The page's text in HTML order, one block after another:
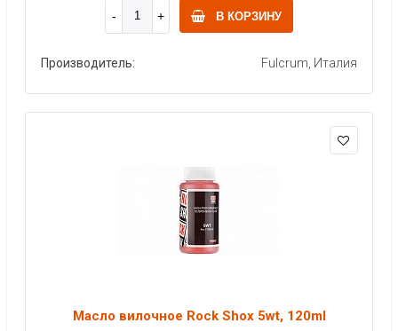
В КОРЗИНУ
Производитель: Fulcrum, Италия
Масло вилочное Rock Shox 5wt, 120ml